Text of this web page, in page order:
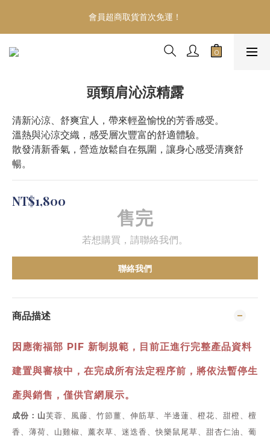
Welcome
會員超商取貨首次免運！
慶祝！網路門市開幕～加入會員首次購物滿999即升等VIP會員
【享年度88折】
Welcome
頭頸肩沁涼精露
清新沁涼、舒爽宜人，帶來輕盈愉悅的芳香感受。
溫熱與沁涼交織，感受層次豐富的舒適體驗。
散發清新香氣，營造放鬆自在氛圍，讓身心感受清爽舒
暢。
NT$1,800
售完
若想購買，請聯絡我們。
聯絡我們
商品描述
因應衛福部 PIF 新制規範，目前正進行完整產品資料
建置與審核中， 在完成所有法定程序前，將依法暫停生
產與銷售，僅供官網展示。
成份：山芙蓉、風藤、竹節薑、伸筋草、半邊蓮、橙花、甜橙、檀
香、薄荷、山雞椒、薰衣草、迷迭香、快樂鼠尾草、甜杏仁油、葡